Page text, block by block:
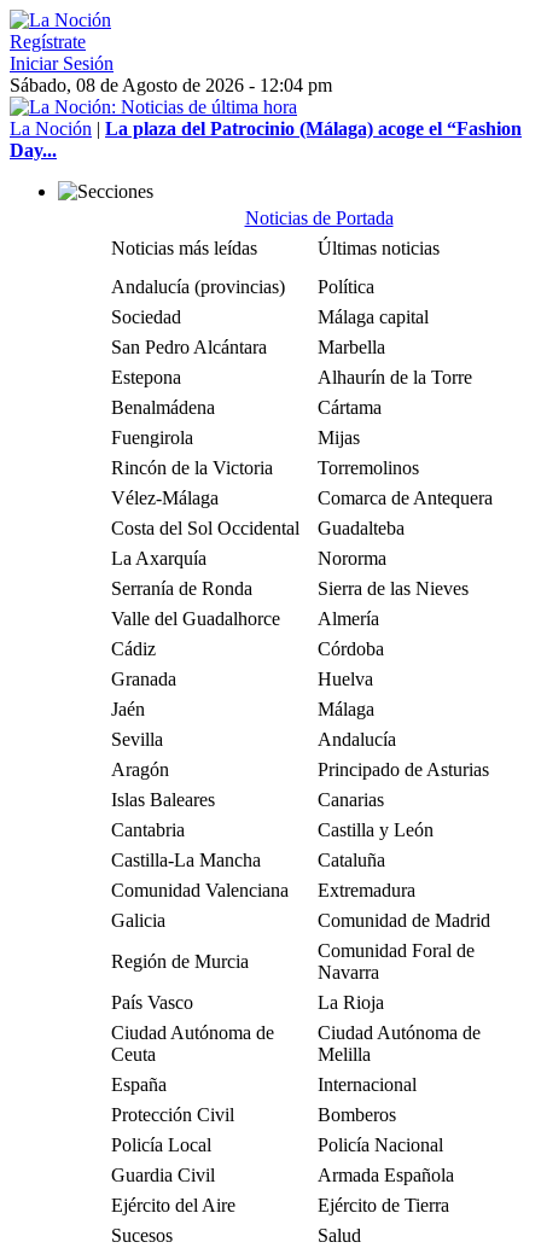
Regístrate
Iniciar Sesión
Sábado, 08 de Agosto de 2026 - 12:04 pm
La Noción | La plaza del Patrocinio (Málaga) acoge el “Fashion
Day...
Noticias de Portada
Noticias más leídas
Últimas noticias
Andalucía (provincias)
Política
Sociedad
Málaga capital
San Pedro Alcántara
Marbella
Estepona
Alhaurín de la Torre
Benalmádena
Cártama
Fuengirola
Mijas
Rincón de la Victoria
Torremolinos
Vélez-Málaga
Comarca de Antequera
Costa del Sol Occidental
Guadalteba
La Axarquía
Nororma
Serranía de Ronda
Sierra de las Nieves
Valle del Guadalhorce
Almería
Cádiz
Córdoba
Granada
Huelva
Jaén
Málaga
Sevilla
Andalucía
Aragón
Principado de Asturias
Islas Baleares
Canarias
Cantabria
Castilla y León
Castilla-La Mancha
Cataluña
Comunidad Valenciana
Extremadura
Galicia
Comunidad de Madrid
Región de Murcia
Comunidad Foral de
Navarra
País Vasco
La Rioja
Ciudad Autónoma de
Ceuta
Ciudad Autónoma de
Melilla
España
Internacional
Protección Civil
Bomberos
Policía Local
Policía Nacional
Guardia Civil
Armada Española
Ejército del Aire
Ejército de Tierra
Sucesos
Salud